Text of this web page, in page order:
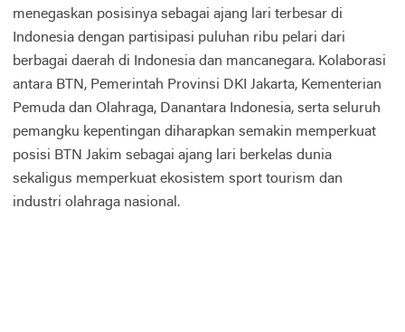
menegaskan posisinya sebagai ajang lari terbesar di
Indonesia dengan partisipasi puluhan ribu pelari dari
berbagai daerah di Indonesia dan mancanegara. Kolaborasi
antara BTN, Pemerintah Provinsi DKI Jakarta, Kementerian
Pemuda dan Olahraga, Danantara Indonesia, serta seluruh
pemangku kepentingan diharapkan semakin memperkuat
posisi BTN Jakim sebagai ajang lari berkelas dunia
sekaligus memperkuat ekosistem sport tourism dan
industri olahraga nasional.